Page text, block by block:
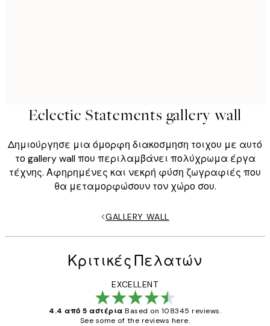
Eclectic Statements gallery wall
Δημιούργησε μια όμορφη διακοσμηση τοιχου με αυτό
το gallery wall που περιλαμβάνει πολύχρωμα έργα
τέχνης. Αφηρημένες και νεκρή φύση ζωγραφιές που
θα μεταμορφώσουν τον χώρο σου.
GALLERY WALL
Κριτικές Πελατών
EXCELLENT
4.4 από 5 αστέρια Based on 108345 reviews.
See some of the reviews here.